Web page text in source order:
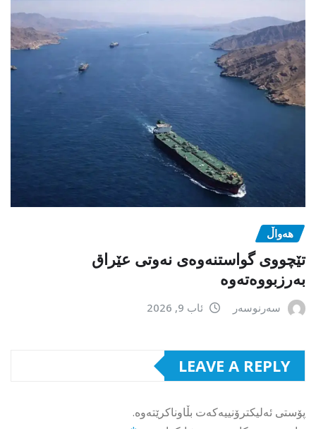
هەواڵ
تێچووی گواستنەوەی نەوتی عێراق
بەرزبووەتەوە
سەرنوسەر ئاب 9, 2026
LEAVE A REPLY
پۆستی ئەلیکترۆنییەکەت بڵاوناکرێتەوە.